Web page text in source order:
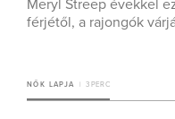
Meryl Streep évekkel
férjétől, a rajongók
NŐK LAPJA 3 PERC